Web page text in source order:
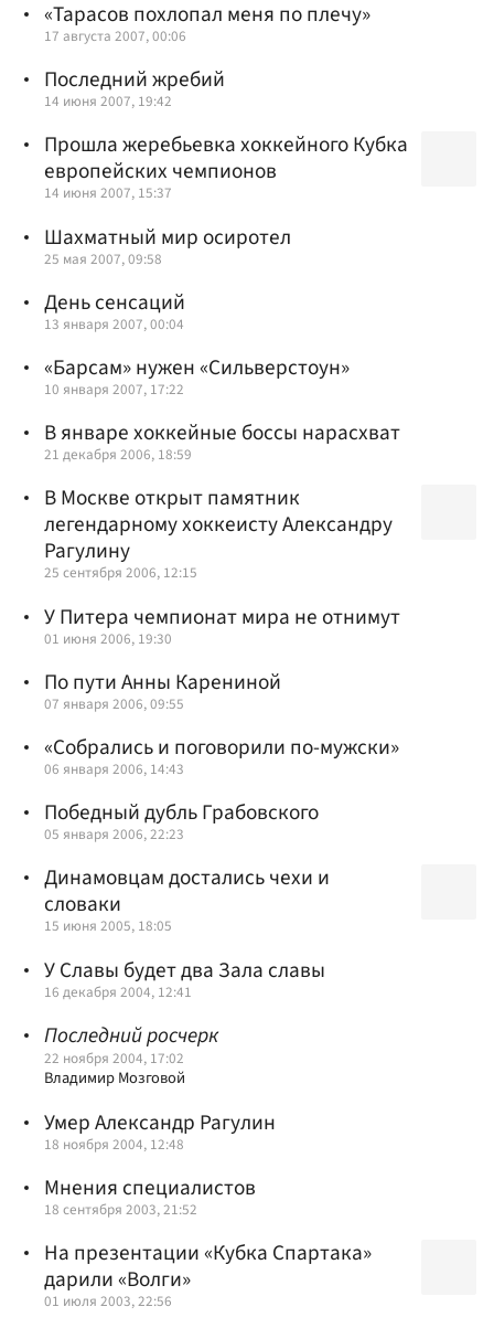
«Тарасов похлопал меня по плечу»
17 августа 2007, 00:06
Последний жребий
14 июня 2007, 19:42
Прошла жеребьевка хоккейного Кубка
европейских чемпионов
14 июня 2007, 15:37
Шахматный мир осиротел
25 мая 2007, 09:58
День сенсаций
13 января 2007, 00:04
«Барсам» нужен «Сильверстоун»
10 января 2007, 17:22
В январе хоккейные боссы нарасхват
21 декабря 2006, 18:59
В Москве открыт памятник
легендарному хоккеисту Александру
Рагулину
25 сентября 2006, 12:15
У Питера чемпионат мира не отнимут
01 июня 2006, 19:30
По пути Анны Карениной
07 января 2006, 09:55
«Собрались и поговорили по-мужски»
06 января 2006, 14:43
Победный дубль Грабовского
05 января 2006, 22:23
Динамовцам достались чехи и
словаки
15 июня 2005, 18:05
У Славы будет два Зала славы
16 декабря 2004, 12:41
Последний росчерк
22 ноября 2004, 17:02
Владимир Мозговой
Умер Александр Рагулин
18 ноября 2004, 12:48
Мнения специалистов
18 сентября 2003, 21:52
На презентации «Кубка Спартака»
дарили «Волги»
01 июля 2003, 22:56